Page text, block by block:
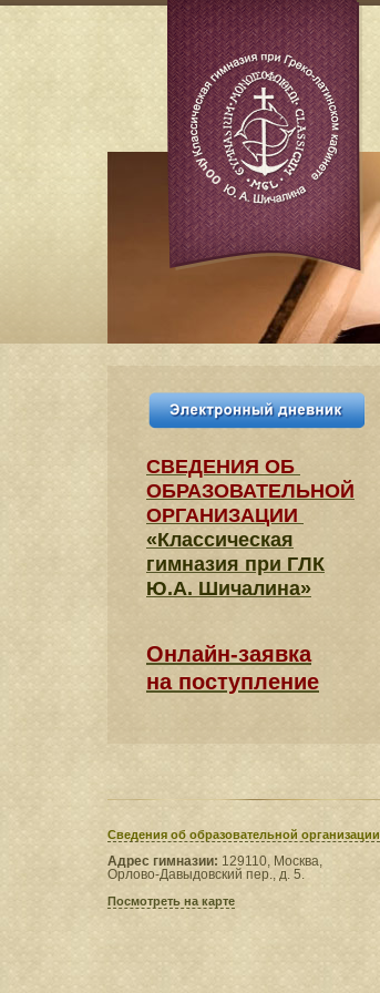
СВЕДЕНИЯ​ ОБ
ОБРАЗОВАТЕЛЬНОЙ
ОРГАНИЗАЦИИ
«Классическая
гимназия при ГЛК
Ю.А. Шичалина»
Онлайн-заявка
на поступление
Сведения​ об образовательной организации
Адрес гимназии: 129110, Москва,
Орлово-Давыдовский пер., д. 5.
Посмотреть на карте